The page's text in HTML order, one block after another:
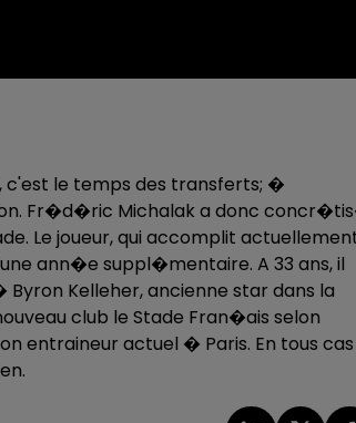
le temps des transferts; �
Fr�d�ric Michalak a donc
Le joueur, qui accomplit
ann�e suppl�mentaire. A 33 ans, il
Byron Kelleher, ancienne star dans la
club le Stade Fran�ais selon
entraineur actuel � Paris. En tous cas